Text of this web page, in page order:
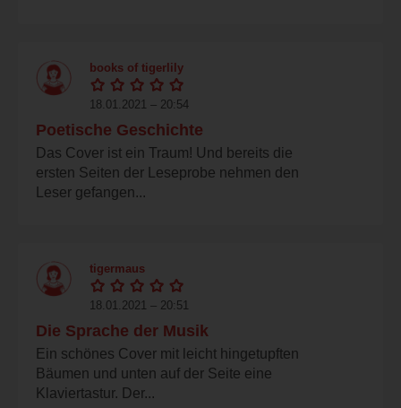
books of tigerlily
18.01.2021 – 20:54
Poetische Geschichte
Das Cover ist ein Traum! Und bereits die
ersten Seiten der Leseprobe nehmen den
Leser gefangen...
tigermaus
18.01.2021 – 20:51
Die Sprache der Musik
Ein schönes Cover mit leicht hingetupften
Bäumen und unten auf der Seite eine
Klaviertastur. Der...